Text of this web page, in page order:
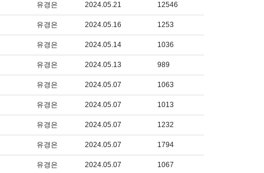
유경은 2024.05.21 12546
유경은 2024.05.16 1253
유경은 2024.05.14 1036
유경은 2024.05.13 989
유경은 2024.05.07 1063
유경은 2024.05.07 1013
유경은 2024.05.07 1232
유경은 2024.05.07 1794
유경은 2024.05.07 1067